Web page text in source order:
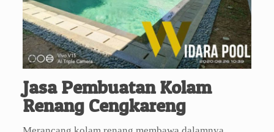
Jasa Pembuatan Kolam
Renang Cengkareng